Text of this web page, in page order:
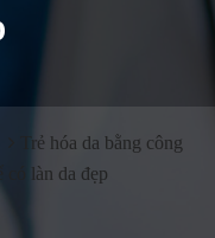
Trẻ hóa da bằng công
có làn da đẹp